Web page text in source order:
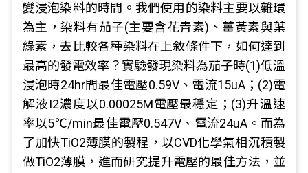
變浸泡染料的時間。我們使用的染料主要以雜環
為主，染料有茄子(主要含花青素)、薑黃素與葉
綠素，去比較各種染料在上敘條件下，如何達到
最高的發電效率？實驗發現染料為茄子時(1)低溫
浸泡時24hr間最佳電壓0.59V、電流15uA；(2)電
解液I2濃度以0.00025M電壓最穩定；(3)升溫速
率以5℃/min最佳電壓0.547V、電流24uA。而為
了加快TiO2薄膜的製程，以CVD化學氣相沉積製
做TiO2薄膜，進而研究提升電壓的最佳方法，並